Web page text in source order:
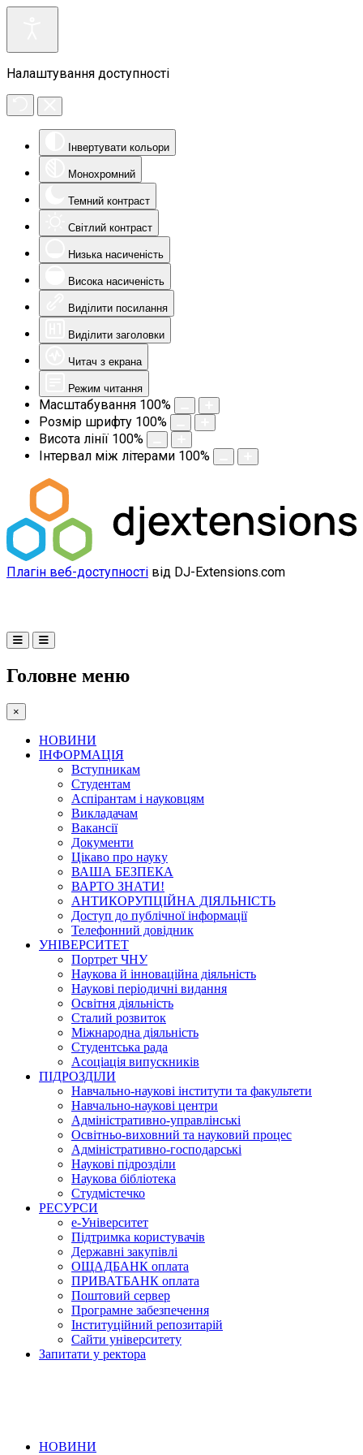
Налаштування доступності
Інвертувати кольори
Монохромний
Темний контраст
Світлий контраст
Низька насиченість
Висока насиченість
Виділити посилання
Виділити заголовки
Читач з екрана
Режим читання
Масштабування 100%
Розмір шрифту 100%
Висота лінії 100%
Інтервал між літерами 100%
Плагін веб-доступності від DJ-Extensions.com
Головне меню
×
НОВИНИ
ІНФОРМАЦІЯ
Вступникам
Студентам
Аспірантам і науковцям
Викладачам
Вакансії
Документи
Цікаво про науку
ВАША БЕЗПЕКА
ВАРТО ЗНАТИ!
АНТИКОРУПЦІЙНА ДІЯЛЬНІСТЬ
Доступ до публічної інформації
Телефонний довідник
УНІВЕРСИТЕТ
Портрет ЧНУ
Наукова й інноваційна діяльність
Наукові періодичні видання
Освітня діяльність
Сталий розвиток
Міжнародна діяльність
Студентська рада
Асоціація випускників
ПІДРОЗДІЛИ
Навчально-наукові інститути та факультети
Навчально-наукові центри
Адміністративно-управлінські
Освітньо-виховний та науковий процес
Адміністративно-господарські
Наукові підрозділи
Наукова бібліотека
Студмістечко
РЕСУРСИ
е-Університет
Підтримка користувачів
Державні закупівлі
ОЩАДБАНК оплата
ПРИВАТБАНК оплата
Поштовий сервер
Програмне забезпечення
Інституційний репозитарій
Сайти університету
Запитати у ректора
НОВИНИ